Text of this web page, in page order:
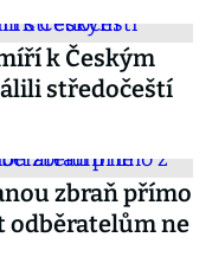
k Českým
středočeští
zbraň přímo
odběratelům ne